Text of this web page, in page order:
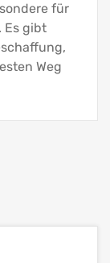
für
Es gibt
Weg